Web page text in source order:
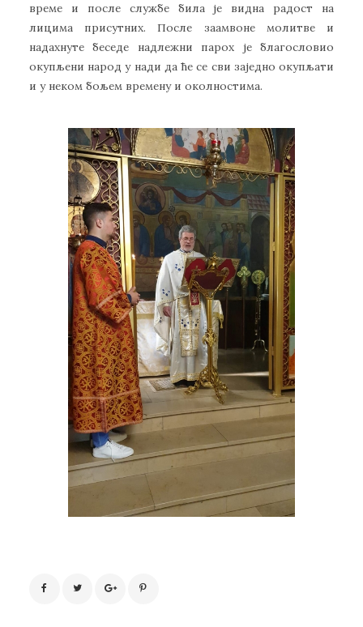
време и после службе била је видна радост на
лицима присутних. После заамвоне молитве и
надахнуте беседе надлежни парох је благословио
окупљени народ у нади да ће се сви заједно окупљати
и у неком бољем времену и околностима.